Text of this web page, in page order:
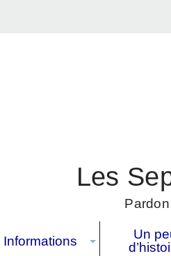
Les
Informations
Un